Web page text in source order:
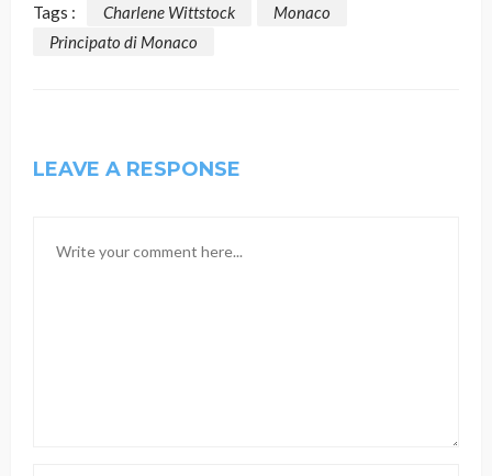
Tags : Charlene Wittstock
Monaco
Principato di Monaco
LEAVE A RESPONSE